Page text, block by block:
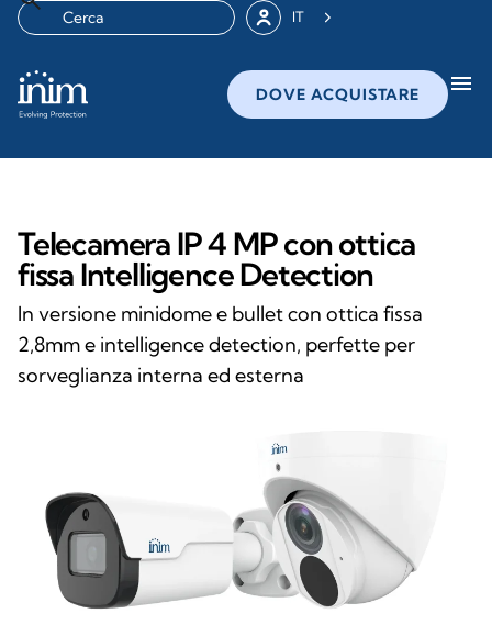
IT
DOVE ACQUISTARE menu
Telecamera IP 4 MP con ottica
fissa Intelligence Detection
In versione minidome e bullet con ottica fissa
2,8mm e intelligence detection, perfette per
sorveglianza interna ed esterna